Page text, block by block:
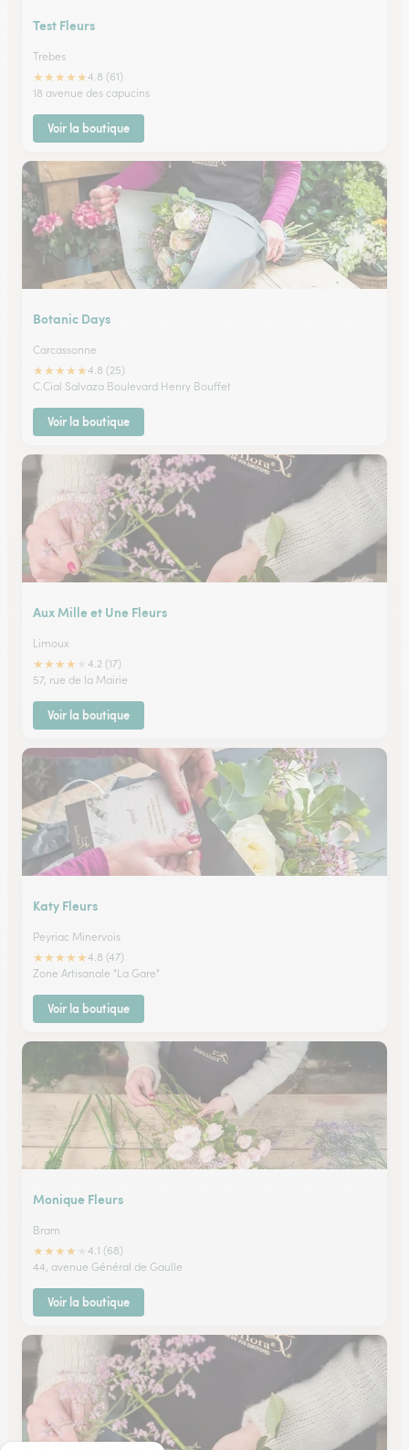
Test Fleurs
Trebes
★★★★★4.8 (61)
18 avenue des capucins
Voir la boutique
Botanic Days
Carcassonne
★★★★★4.8 (25)
C.Cial Salvaza Boulevard Henry Bouffet
Voir la boutique
Aux Mille et Une Fleurs
Limoux
★★★★
4.2 (17)
57, rue de la Mairie
Voir la boutique
Katy Fleurs
Peyriac Minervois
★★★★★4.8 (47)
Zone Artisanale "La Gare"
Voir la boutique
Monique Fleurs
Bram
★★★★
4.1 (68)
44, avenue Général de Gaulle
Voir la boutique